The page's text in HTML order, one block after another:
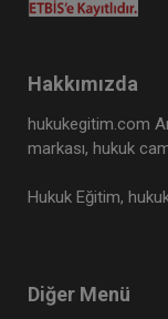
Hakkımızda
hukukegitim.com
markası, hukuk
Hukuk Eğitim,
Diğer Menü